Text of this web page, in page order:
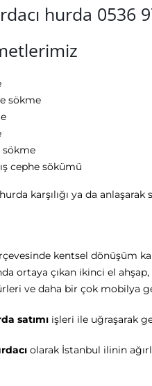
hurda 0536
sökme
sökme
cephe sökümü
karşılığı ya da
kentsel dönüşüm
ortaya çıkan ikinci el
ve daha bir çok mobilya
satımı işleri ile uğraşarak
olarak İstanbul ilinin